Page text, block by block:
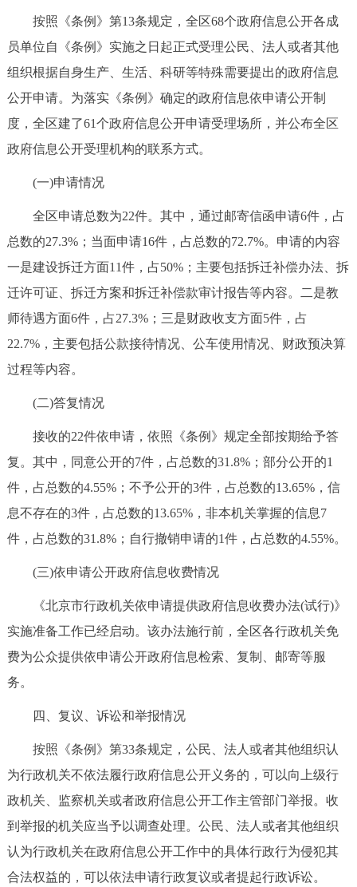
按照《条例》第13条规定，全区68个政府信息公开各成
员单位自《条例》实施之日起正式受理公民、法人或者其他
组织根据自身生产、生活、科研等特殊需要提出的政府信息
公开申请。为落实《条例》确定的政府信息依申请公开制
度，全区建了61个政府信息公开申请受理场所，并公布全区
政府信息公开受理机构的联系方式。
(一)申请情况
全区申请总数为22件。其中，通过邮寄信函申请6件，占
总数的27.3%；当面申请16件，占总数的72.7%。申请的内容
一是建设拆迁方面11件，占50%；主要包括拆迁补偿办法、拆
迁许可证、拆迁方案和拆迁补偿款审计报告等内容。二是教
师待遇方面6件，占27.3%；三是财政收支方面5件，占
22.7%，主要包括公款接待情况、公车使用情况、财政预决算
过程等内容。
(二)答复情况
接收的22件依申请，依照《条例》规定全部按期给予答
复。其中，同意公开的7件，占总数的31.8%；部分公开的1
件，占总数的4.55%；不予公开的3件，占总数的13.65%，信
息不存在的3件，占总数的13.65%，非本机关掌握的信息7
件，占总数的31.8%；自行撤销申请的1件，占总数的4.55%。
(三)依申请公开政府信息收费情况
《北京市行政机关依申请提供政府信息收费办法(试行)》
实施准备工作已经启动。该办法施行前，全区各行政机关免
费为公众提供依申请公开政府信息检索、复制、邮寄等服
务。
四、复议、诉讼和举报情况
按照《条例》第33条规定，公民、法人或者其他组织认
为行政机关不依法履行政府信息公开义务的，可以向上级行
政机关、监察机关或者政府信息公开工作主管部门举报。收
到举报的机关应当予以调查处理。公民、法人或者其他组织
认为行政机关在政府信息公开工作中的具体行政行为侵犯其
合法权益的，可以依法申请行政复议或者提起行政诉讼。